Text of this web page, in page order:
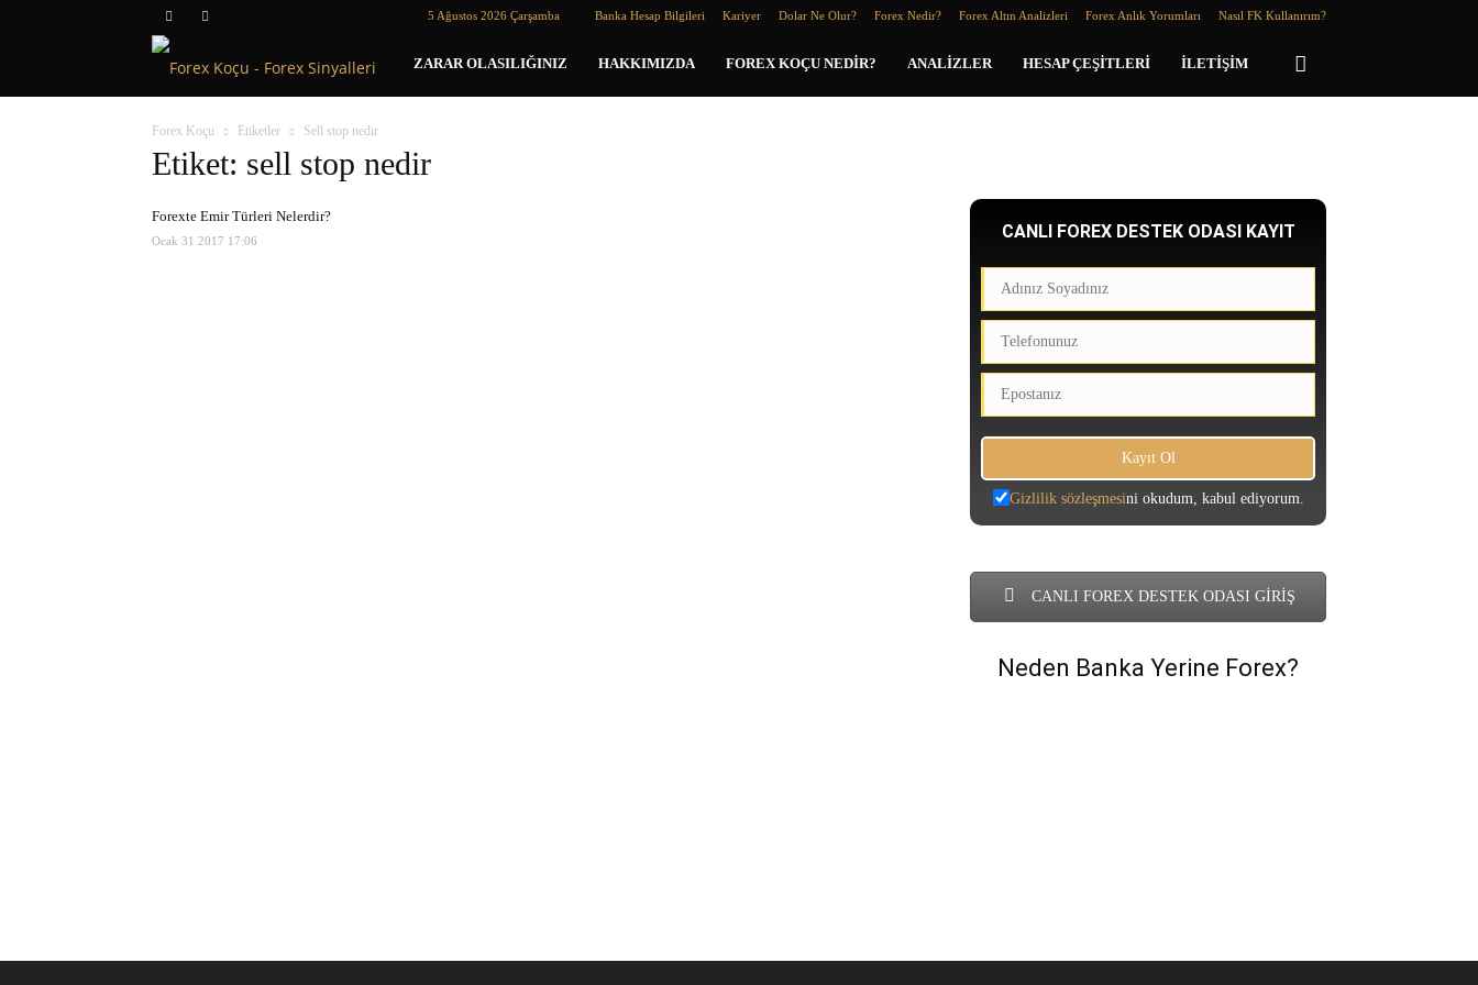
5 Ağustos 2026 Çarşamba Banka Hesap Bilgileri Kariyer Dolar Ne Olur? Forex Nedir? Forex Altın Analizleri Forex Anlık Yorumları Nasıl FK Kullanırım?
Forex
ZARAR OLASILIĞINIZ HAKKIMIZDA FOREX KOÇU NEDIR? ANALIZLER HESAP ÇEŞITLERI İLETIŞIM
Forex Koçu Etiketler Sell stop nedir
Etiket: sell stop nedir
Forexte Emir Türleri Nelerdir?
Ocak 31 2017 17:06 CANLI FOREX DESTEK ODASI KAYIT
Gizlilik sözleşmesini okudum, kabul ediyorum.
CANLI FOREX DESTEK ODASI GİRİŞ
Neden Banka Yerine Forex?